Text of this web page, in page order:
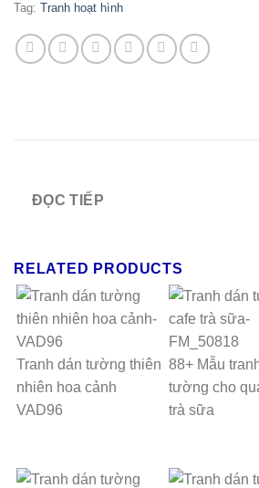
Tag: Tranh hoạt hình
ĐỌC TIẾP
RELATED PRODUCTS
Tranh dán tường thiên
nhiên hoa cảnh
VAD96
88+ Mẫu
tường cho
trà sữa